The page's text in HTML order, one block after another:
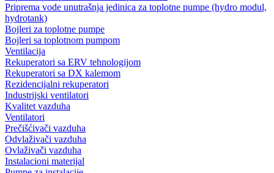
Priprema vode unutrašnja jedinica za toplotne pumpe (hydro modul,
hydrotank)
Bojleri za toplotne pumpe
Bojleri sa toplotnom pumpom
Ventilacija
Rekuperatori sa ERV tehnologijom
Rekuperatori sa DX kalemom
Rezidencijalni rekuperatori
Industrijski ventilatori
Kvalitet vazduha
Ventilatori
Prečišćivači vazduha
Odvlaživači vazduha
Ovlaživači vazduha
Instalacioni materijal